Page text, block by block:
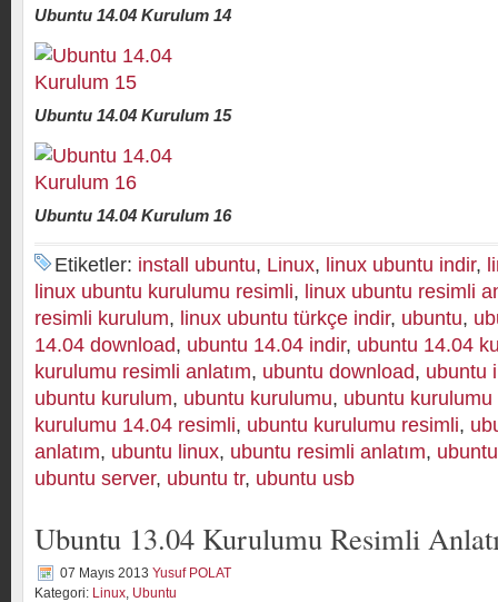
Ubuntu 14.04 Kurulum 14
Ubuntu 14.04 Kurulum 15
Ubuntu 14.04 Kurulum 16
Etiketler: install ubuntu, Linux, linux ubuntu indir,
linux ubuntu kurulumu resimli, linux ubuntu resimli
resimli kurulum, linux ubuntu türkçe indir, ubuntu,
14.04 download, ubuntu 14.04 indir, ubuntu 14.04
kurulumu resimli anlatım, ubuntu download, ubuntu
ubuntu kurulum, ubuntu kurulumu, ubuntu kurulumu
kurulumu 14.04 resimli, ubuntu kurulumu resimli,
anlatım, ubuntu linux, ubuntu resimli anlatım,
ubuntu server, ubuntu tr, ubuntu usb
Ubuntu 13.04 Kurulumu Resimli
07 Mayıs 2013 Yusuf POLAT
Kategori: Linux, Ubuntu